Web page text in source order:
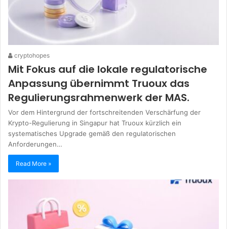
cryptohopes
Mit Fokus auf die lokale regulatorische
Anpassung übernimmt Truoux das
Regulierungsrahmenwerk der MAS.
Vor dem Hintergrund der fortschreitenden Verschärfung der
Krypto-Regulierung in Singapur hat Truoux kürzlich ein
systematisches Upgrade gemäß den regulatorischen
Anforderungen…
Read More »